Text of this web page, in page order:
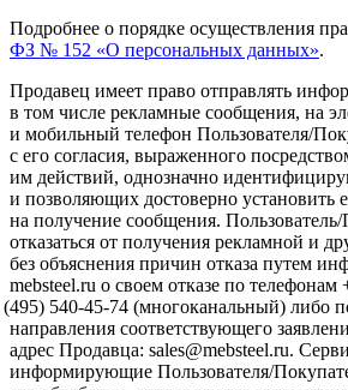
Подробнее о порядке осуществления
ФЗ № 152 «О персональных данных».
Продавец имеет право отправлять
в том числе рекламные сообщения, на
и мобильный телефон Пользователя/
с его согласия, выраженного
им действий, однозначно
и позволяющих достоверно установить
на получение сообщения.
отказаться от получения рекламной и
без объяснения причин отказа путем
mebsteel.ru о своем отказе по телефонам
(495) 540-45-74 (многоканальный) либо
направления соответствующего
адрес Продавца: sales@mebsteel.ru.
информирующие Пользователя/